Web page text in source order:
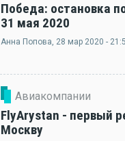
Победа: остановка
31 мая 2020
Анна Попова, 28 мар 2020 -
Авиакомпании
FlyArystan - первый
Москву